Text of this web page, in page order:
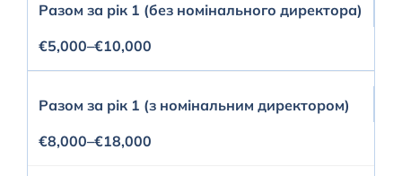
Разом за рік 1 (без номінального директора)
€5,000–€10,000
Разом за рік 1 (з номінальним директором)
€8,000–€18,000